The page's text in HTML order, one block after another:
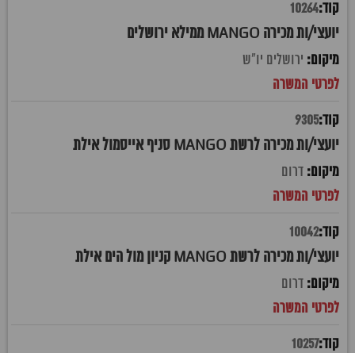
10264
יועצי/ות מכירה MANGO ממילא ירושלים
ירושלים יו"ש
9305
יועצי/ות מכירה לרשת MANGO סניף אייסמול אילת
דרום
10042
יועצי/ות מכירה לרשת MANGO קניון מול הים אילת
דרום
10257